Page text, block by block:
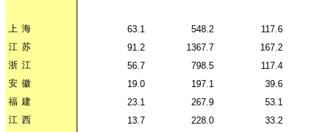
上 海 63.1 548.2
117.6
江 苏 91.2 1367.7
167.2
浙 江 56.7 798.5
117.4
安 徽 19.0 197.1
39.6
福 建 23.1 267.9
53.1
江 西 13.7 228.0
33.2